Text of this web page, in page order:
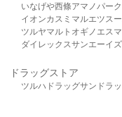
いなげや西條アマノパー
イオンカスミ マルエツス
ツルヤマルト オギノ エス
ダイレックスサンエーイ
ドラッグストア
ツルハドラッグサンドラ